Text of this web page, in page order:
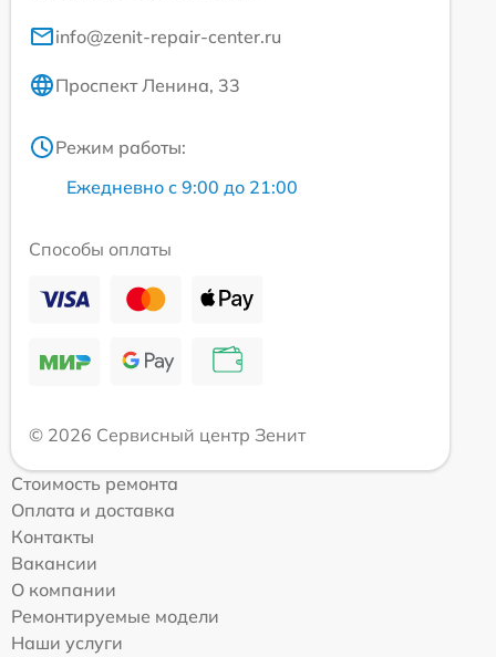
info@zenit-repair-center.ru
Проспект Ленина, 33
Режим работы:
Ежедневно с 9:00 до 21:00
Способы оплаты
© 2026 Сервисный центр Зенит
Стоимость ремонта
Оплата и доставка
Контакты
Вакансии
О компании
Ремонтируемые модели
Наши услуги